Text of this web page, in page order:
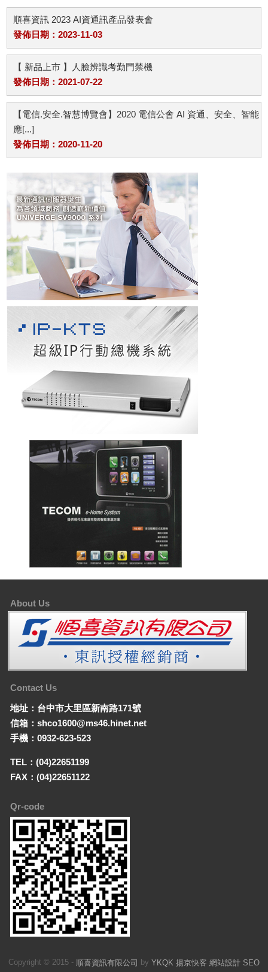
順喜資訊 2023 AI資通訊產品發表會
發佈日期：2023-11-03
【 新品上市 】人臉辨識考勤門禁機
發佈日期：2021-07-22
【電信.安全.智慧博覽會】2020 電信公會 AI 資通、安全、智能
應[...]
發佈日期：2020-11-20
About Us
Contact Us
地址：台中市大里區新南路171號
信箱：shco1600@ms46.hinet.net
手機：0932-623-523
TEL：(04)22651199
FAX：(04)22651122
Qr-code
Copyright © 2015 - 順喜資訊有限公司 by YKQK 揚京快客 網站設計 SEO